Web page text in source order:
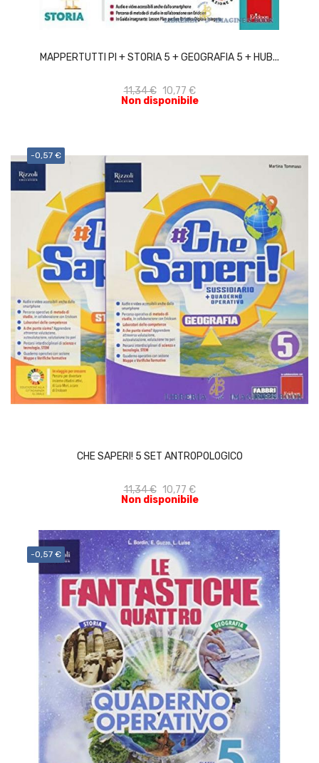
MAPPERTUTTI PI + STORIA 5 + GEOGRAFIA 5 + HUB...
11,34 € 10,77 €
Non disponibile
ACQUISTA
-0,57 €
CHE SAPERI! 5 SET ANTROPOLOGICO
11,34 € 10,77 €
Non disponibile
-0,57 €